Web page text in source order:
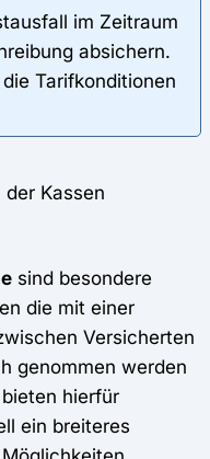
im Zeitraum
absichern.
Tarifkonditionen
Kassen
sind besondere
die mit einer
Versicherten
genommen werden
hierfür
ein breiteres